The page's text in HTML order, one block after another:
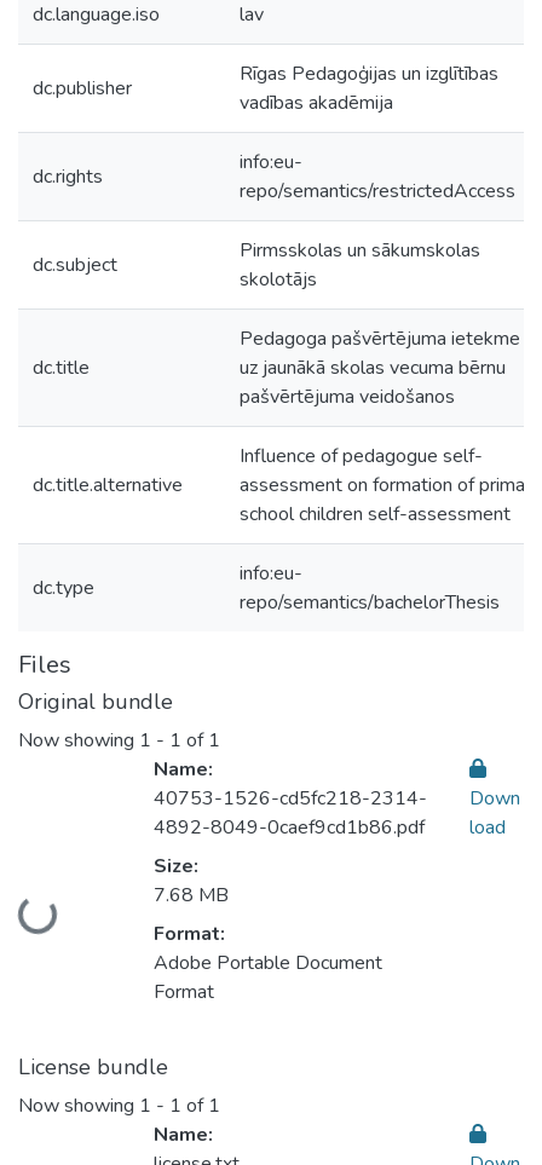
dc.language.iso lav
dc.publisher
Rīgas Pedagoģijas un izglītības
vadības akadēmija
dc.rights
info:eu-
repo/semantics/restrictedAccess
dc.subject
Pirmsskolas un sākumskolas
skolotājs
dc.title
Pedagoga pašvērtējuma ietekme
uz jaunākā skolas vecuma bērnu
pašvērtējuma veidošanos
dc.title.alternative
Influence of pedagogue self-
assessment on formation of primary
school children self-assessment
dc.type
info:eu-
repo/semantics/bachelorThesis
Files
Original bundle
Now showing 1 - 1 of 1
Loading...
Name:
40753-1526-cd5fc218-2314-
4892-8049-0caef9cd1b86.pdf
Size:
7.68 MB
Format:
Adobe Portable Document
Format
Down
load
License bundle
Now showing 1 - 1 of 1
Name: